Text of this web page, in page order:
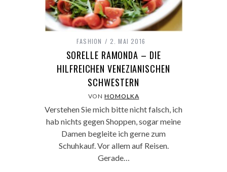
FASHION 2. MAI 2016
SORELLE RAMONDA – DIE
HILFREICHEN VENEZIANISCHEN
SCHWESTERN
VONHOMOLKA
Verstehen Sie mich bitte nicht falsch, ich
hab nichts gegen Shoppen, sogar meine
Damen begleite ich gerne zum
Schuhkauf. Vor allem auf Reisen.
Gerade…